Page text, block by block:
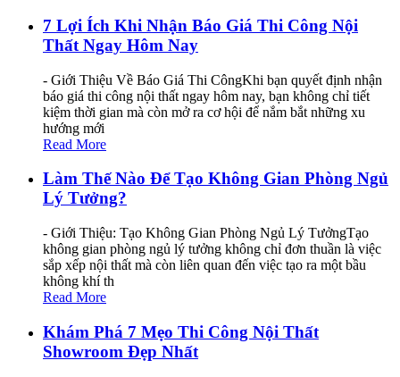
7 Lợi Ích Khi Nhận Báo Giá Thi Công Nội
Thất Ngay Hôm Nay
- Giới Thiệu Về Báo Giá Thi CôngKhi bạn quyết định nhận
báo giá thi công nội thất ngay hôm nay, bạn không chỉ tiết
kiệm thời gian mà còn mở ra cơ hội để nắm bắt những xu
hướng mới
Read More
Làm Thế Nào Để Tạo Không Gian Phòng Ngủ
Lý Tưởng?
- Giới Thiệu: Tạo Không Gian Phòng Ngủ Lý TưởngTạo
không gian phòng ngủ lý tưởng không chỉ đơn thuần là việc
sắp xếp nội thất mà còn liên quan đến việc tạo ra một bầu
không khí th
Read More
Khám Phá 7 Mẹo Thi Công Nội Thất
Showroom Đẹp Nhất